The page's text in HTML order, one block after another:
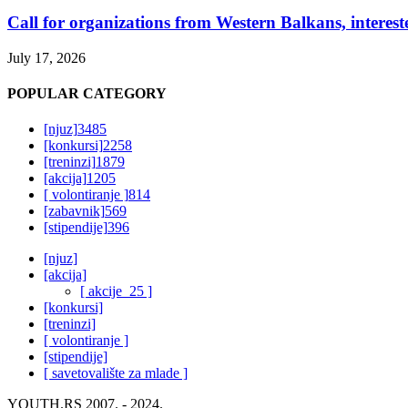
Call for organizations from Western Balkans,
July 17, 2026
POPULAR CATEGORY
[njuz]3485
[konkursi]2258
[treninzi]1879
[akcija]1205
[ volontiranje ]814
[zabavnik]569
[stipendije]396
[njuz]
[akcija]
[ akcije_25 ]
[konkursi]
[treninzi]
[ volontiranje ]
[stipendije]
[ savetovalište za mlade ]
YOUTH.RS 2007. - 2024.